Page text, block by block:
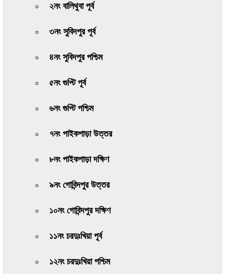
২নং বালিথুবা পূর্ব
৩নং সুবিদপুর পূর্ব
৪নং সুবিদপুর পশ্চিম
৫নং গুপ্টি পূর্ব
৬নং গুপ্টি পশ্চিম
৭নং পাইকপাড়া উত্তর
৮নং পাইকপাড়া দক্ষিণ
৯নং গোবিন্দপুর উত্তর
১০নং গোবিন্দপুর দক্ষিণ
১১নং চরদুঃখিয়া পূর্ব
১২নং চরদুঃখিয়া পশ্চিম